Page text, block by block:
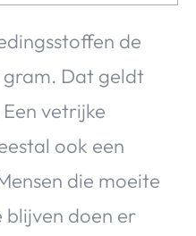
de
Dat geldt
vetrijke
ook een
die moeite
blijven doen er